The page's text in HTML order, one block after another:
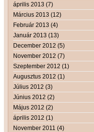
április 2013 (7)
Március 2013 (12)
Február 2013 (4)
Január 2013 (13)
December 2012 (5)
November 2012 (7)
Szeptember 2012 (1)
Augusztus 2012 (1)
Július 2012 (3)
Június 2012 (2)
Május 2012 (2)
április 2012 (1)
November 2011 (4)